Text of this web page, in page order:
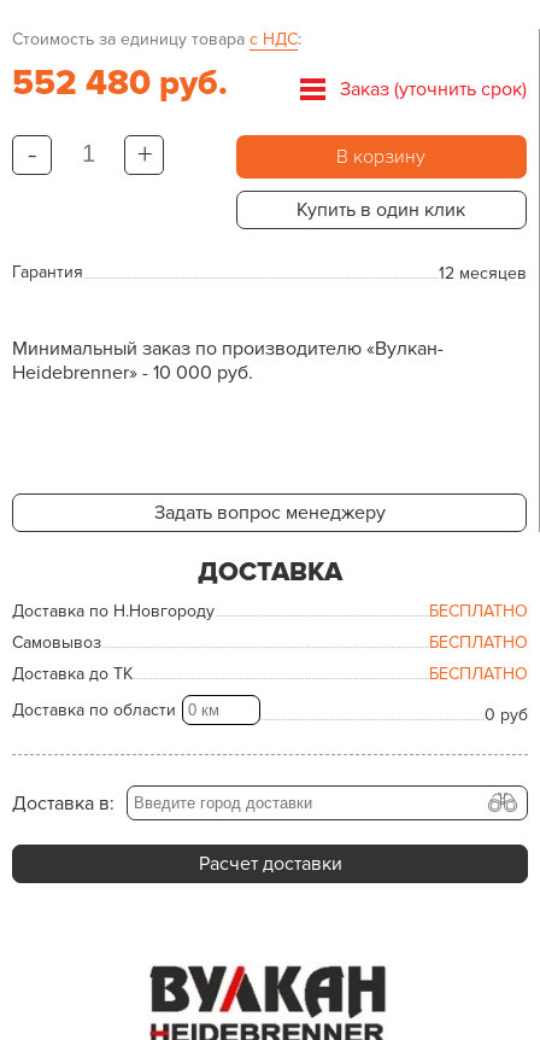
Стоимость за единицу товара с НДС:
552 480 руб. Заказ (уточнить срок)
- + В корзину
Купить в один клик
Гарантия 12 месяцев
Минимальный заказ по производителю «Вулкан-
Heidebrenner» - 10 000 руб.
Задать вопрос менеджеру
ДОСТАВКА
Доставка по Н.Новгороду
БЕСПЛАТНО
Самовывоз
БЕСПЛАТНО
Доставка до ТК
БЕСПЛАТНО
Доставка по области
0 руб
Доставка в:
Расчет доставки